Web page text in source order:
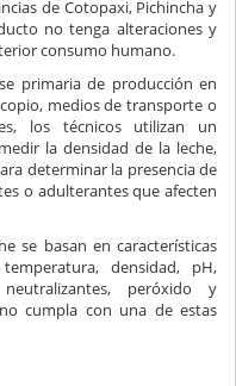
de Cotopaxi, Pichincha y
no tenga alteraciones y
consumo humano.
primaria de producción en
medios de transporte o
los técnicos utilizan un
la densidad de la leche,
determinar la presencia de
o adulterantes que afecten
se basan en características
densidad, pH,
peróxido y
cumpla con una de estas